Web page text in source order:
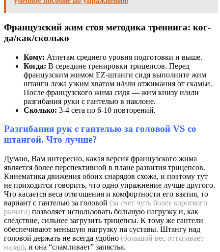
Французский жим стоя ме­тоди­ка тре­нин­га: ког­
да/как/сколь­ко
Кому: Атлетам среднего уровня подготовки и выше.
Когда: В середине тренировки трицепсов. Перед
французским жимом EZ-штанги сидя выполните жим
штанги лежа узким хватом и/или отжимания от скамьи.
После французского жима сидя — жим книзу и/или
разгибания руки с гантелью в наклоне.
Сколько: 3-4 сета по 6-10 повторений.
Разгибания рук с гантелью за головой VS со
штангой. Что лучше?
Думаю, Вам интересно, какая версия французского жима
является более перспективной в плане развития трицепсов.
Кинематика движения обоих снарядов схожа, и поэтому тут
не приходится говорить, что одно упражнение лучше другого.
Что касается веса отягощения и комфортности его взятия, то
вариант с гантелью за головой (за счет чуть более короткого
рычага) позволяет использовать большую нагрузку и, как
следствие, сильнее загрузить трицепсы. К тому же гантели
обеспечивают меньшую нагрузку на суставы. Штангу над
головой держать не всегда удобно (большой вес оттягивает
назад), и она “сламливает” запястья.